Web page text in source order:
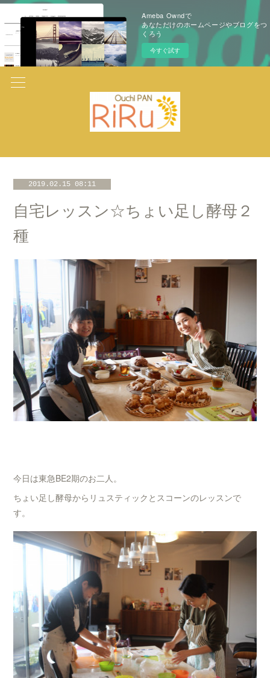
Ameba Owndで
あなただけのホームページやブログをつ
くろう
今すぐ試す
2019.02.15 08:11
自宅レッスン☆ちょい足し酵母２
種
今日は東急BE2期のお二人。
ちょい足し酵母からリュスティックとスコーンのレッスンで
す。